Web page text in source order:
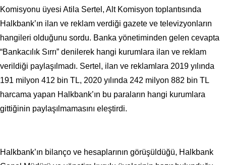
Komisyonu üyesi Atila Sertel, Alt Komisyon toplantısında
Halkbank’ın ilan ve reklam verdiği gazete ve televizyonların
hangileri olduğunu sordu. Banka yönetiminden gelen cevapta
“Bankacılık Sırrı” denilerek hangi kurumlara ilan ve reklam
verildiği paylaşılmadı. Sertel, ilan ve reklamlara 2019 yılında
191 milyon 412 bin TL, 2020 yılında 242 milyon 882 bin TL
harcama yapan Halkbank’ın bu paraların hangi kurumlara
gittiğinin paylaşılmamasını eleştirdi.
Halkbank’ın bilanço ve hesaplarının görüşüldüğü, Halkbank